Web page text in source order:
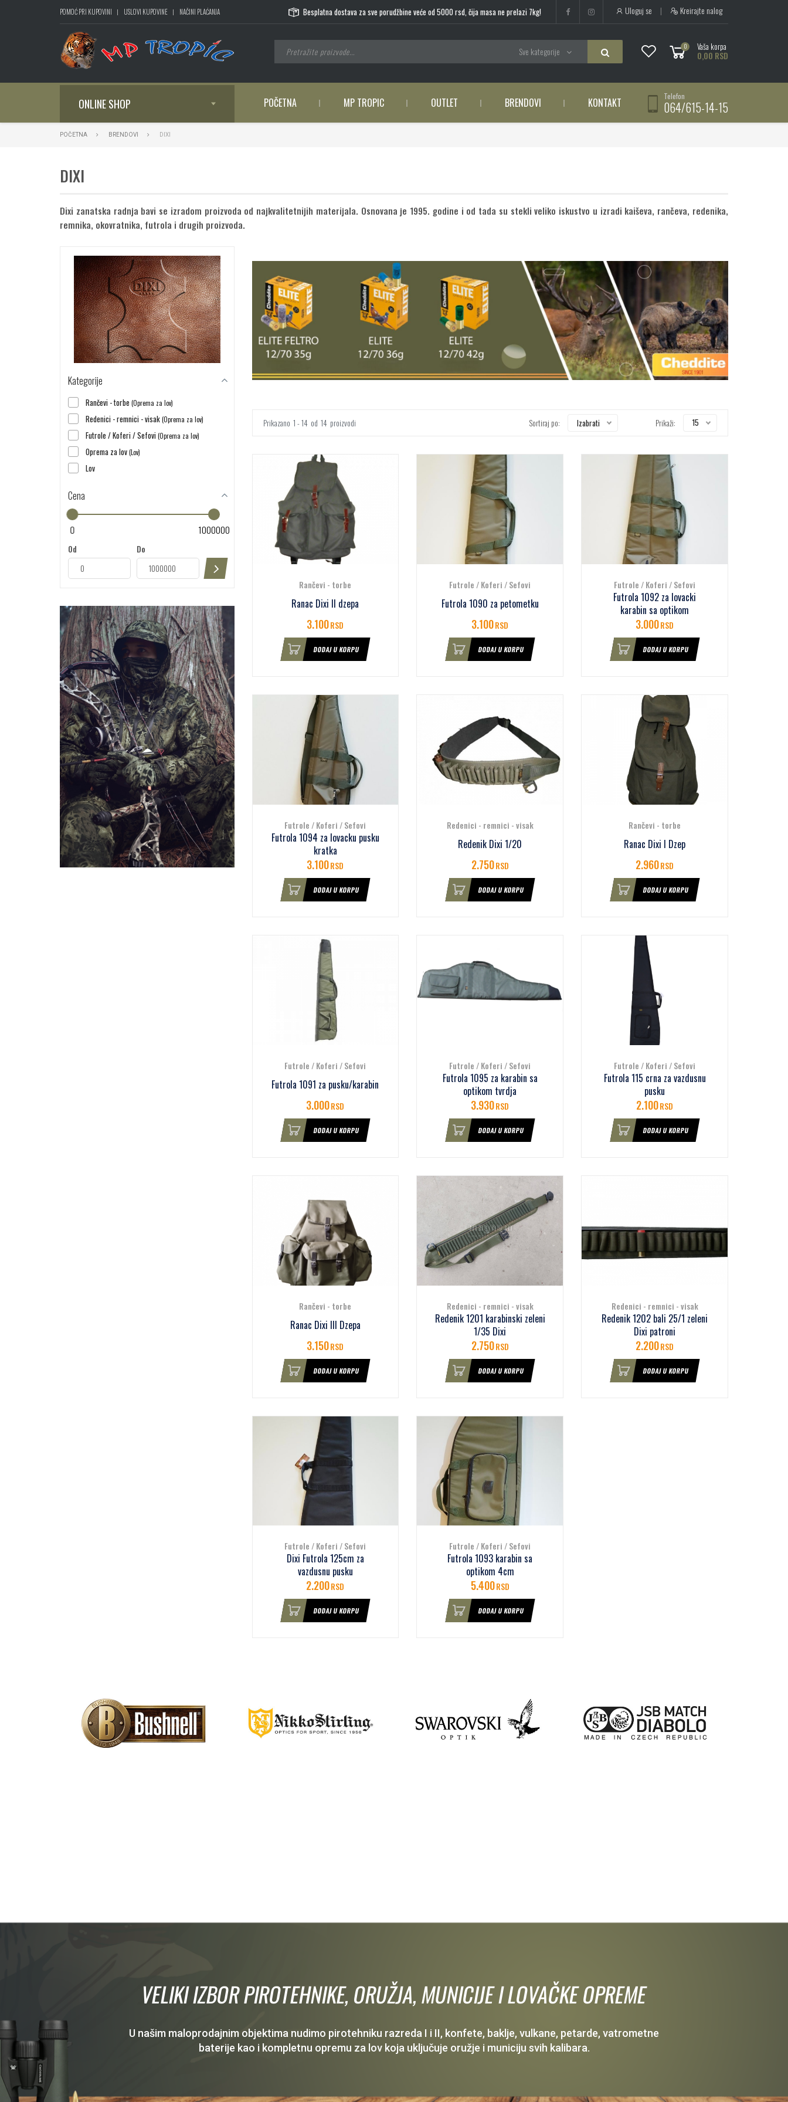
POMOĆ PRI KUPOVINI USLOVI KUPOVINE NAČINI PLAĆANJA Besplatna dostava za sve porudžbine veće od 5000 rsd, čija masa ne prelazi 7kg! Uloguj se | Kreirajte nalog
0 Vaša korpa
0,00 RSD
Sve kategorije
ONLINE SHOP POČETNA MP TROPIC OUTLET BRENDOVI KONTAKT Telefon
064/615-14-15
POČETNA BRENDOVI DIXI
DIXI
Dixi zanatska radnja bavi se izradom proizvoda od najkvalitetnijih materijala. Osnovana je 1995. godine i od tada su stekli veliko iskustvo u izradi kaiševa, rančeva, redenika,
remnika, okovratnika, futrola i drugih proizvoda.
Kategorije
Rančevi - torbe (Oprema za lov)
Redenici - remnici - visak(Oprema za lov)
Futrole / Koferi / Sefovi(Oprema za lov)
Oprema za lov(Lov)
Lov
Cena
0 1000000
Od Do
Prikazano 1 - 14 od 14 proizvodi Sortiraj po: Izabrati Prikaži: 15
Rančevi - torbe
Ranac Dixi II dzepa
3.100RSD
DODAJ U KORPU
Futrole / Koferi / Sefovi
Futrola 1090 za petometku
3.100RSD
DODAJ U KORPU
Futrole / Koferi / Sefovi
Futrola 1092 za lovacki
karabin sa optikom
3.000RSD
DODAJ U KORPU
Futrole / Koferi / Sefovi
Futrola 1094 za lovacku pusku
kratka
3.100RSD
DODAJ U KORPU
Redenici - remnici - visak
Redenik Dixi 1/20
2.750RSD
DODAJ U KORPU
Rančevi - torbe
Ranac Dixi I Dzep
2.960RSD
DODAJ U KORPU
Futrole / Koferi / Sefovi
Futrola 1091 za pusku/karabin
3.000RSD
DODAJ U KORPU
Futrole / Koferi / Sefovi
Futrola 1095 za karabin sa
optikom tvrdja
3.930RSD
DODAJ U KORPU
Futrole / Koferi / Sefovi
Futrola 115 crna za vazdusnu
pusku
2.100RSD
DODAJ U KORPU
Rančevi - torbe
Ranac Dixi III Dzepa
3.150RSD
DODAJ U KORPU
Redenici - remnici - visak
Redenik 1201 karabinski zeleni
1/35 Dixi
2.750RSD
DODAJ U KORPU
Redenici - remnici - visak
Redenik 1202 bali 25/1 zeleni
Dixi patroni
2.200RSD
DODAJ U KORPU
Futrole / Koferi / Sefovi
Dixi Futrola 125cm za
vazdusnu pusku
2.200RSD
DODAJ U KORPU
Futrole / Koferi / Sefovi
Futrola 1093 karabin sa
optikom 4cm
5.400RSD
DODAJ U KORPU
VELIKI IZBOR PIROTEHNIKE, ORUŽJA, MUNICIJE I LOVAČKE OPREME
U našim maloprodajnim objektima nudimo pirotehniku razreda I i II, konfete, baklje, vulkane, petarde, vatrometne
baterije kao i kompletnu opremu za lov koja uključuje oružje i municiju svih kalibara.